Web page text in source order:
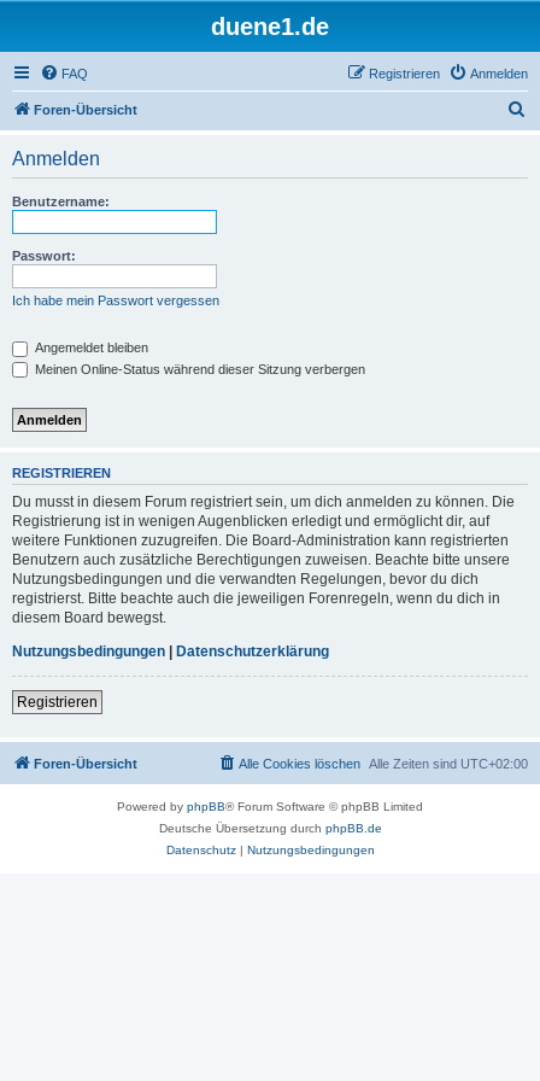
duene1.de
FAQ Anmelden
Registrieren
Foren-Übersicht
Anmelden
Benutzername:
Passwort:
Ich habe mein Passwort vergessen
Angemeldet bleiben
Meinen Online-Status während dieser Sitzung verbergen
REGISTRIEREN
Du musst in diesem Forum registriert sein, um dich anmelden zu können. Die
Registrierung ist in wenigen Augenblicken erledigt und ermöglicht dir, auf
weitere Funktionen zuzugreifen. Die Board-Administration kann registrierten
Benutzern auch zusätzliche Berechtigungen zuweisen. Beachte bitte unsere
Nutzungsbedingungen und die verwandten Regelungen, bevor du dich
registrierst. Bitte beachte auch die jeweiligen Forenregeln, wenn du dich in
diesem Board bewegst.
Nutzungsbedingungen | Datenschutzerklärung
Registrieren
Foren-Übersicht Alle Zeiten sind UTC+02:00
Alle Cookies löschen
Powered by phpBB® Forum Software © phpBB Limited
Deutsche Übersetzung durch phpBB.de
Datenschutz| Nutzungsbedingungen